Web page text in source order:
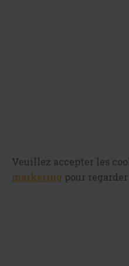
Veuillez accepter les
marketing pour